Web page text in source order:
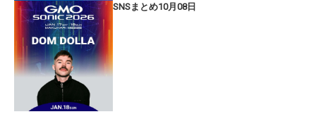
SNSまとめ10月08日